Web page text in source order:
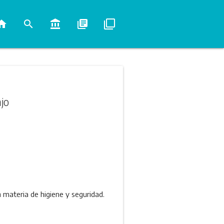
search account_balance library_books filter_none
de higiene y seguridad.